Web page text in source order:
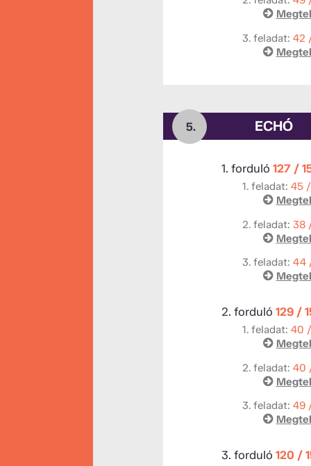
3. feladat: 42
5. ECHÓ
1. forduló 127 /
1. feladat: 45
2. feladat: 38
3. feladat: 44
2. forduló 129 /
1. feladat: 40
2. feladat: 40
3. feladat: 49
3. forduló 120 /